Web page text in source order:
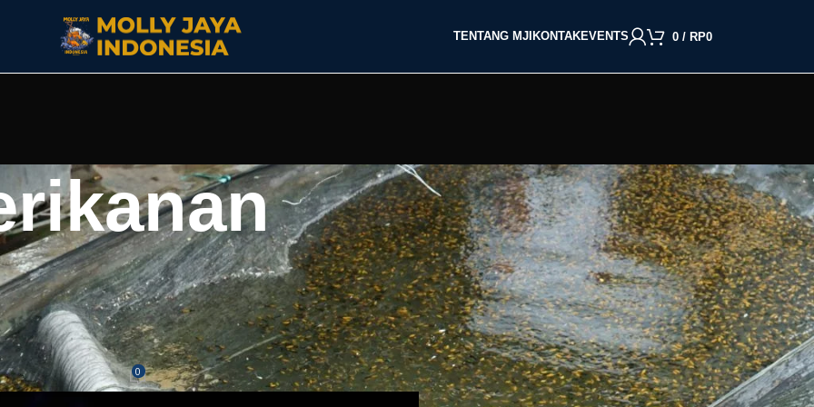
TENTANG MJI KONTAKEVENTS 0 / RP0
LAIN
Koleksi Hias & Aduan
On Mei 20, 2026 0
BACA BERDASARKAN JENIS IKAN
Cupang
Molly
Channa
Koi